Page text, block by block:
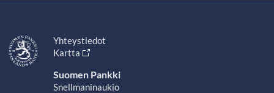
Yhteystiedot
Kartta
Suomen Pankki
Snellmaninaukio